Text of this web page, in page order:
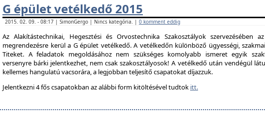
G épület vetélkedő 2015
2015. 02. 09. - 08:17 | SimonGergo | Nincs kategória. | 0 komment eddig
Az Alakítástechnikai, Hegesztési és Orvostechnika Szakosztályok szervezésében
megrendezésre kerül a G épület vetélkedő. A vetélkedőn különböző ügyességi,
Titeket. A feladatok megoldásához nem szükséges komolyabb ismeret egyik
versenyre bárki jelentkezhet, nem csak szakosztályosok! A vetélkedő után vendégül
kellemes hangulatú vacsorára, a legjobban teljesítő csapatokat díjazzuk.
Jelentkezni 4 fős csapatokban az alábbi form kitöltésével tudtok itt.